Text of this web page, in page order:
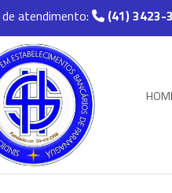
atendimento: (41) 3423-